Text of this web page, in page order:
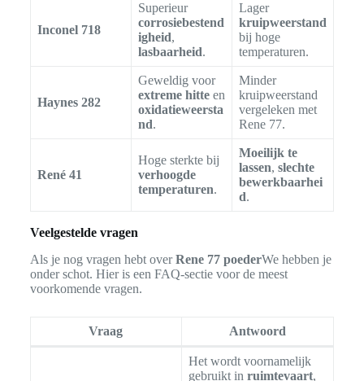
Inconel 718
Superieur
corrosiebestend
igheid,
lasbaarheid.
Lager
kruipweerstand
bij hoge
temperaturen.
Haynes 282
Geweldig voor
extreme hitteen
oxidatieweersta
nd.
Minder
kruipweerstand
vergeleken met
Rene 77.
René 41
Hoge sterkte bij
verhoogde
temperaturen.
Moeilijk te
lassen, slechte
bewerkbaarhei
d.
Veelgestelde vragen
Als je nog vragen hebt overRene 77 poederWe hebben je
onder schot. Hier is een FAQ-sectie voor de meest
voorkomende vragen.
Vraag Antwoord
Het wordt voornamelijk
gebruikt in ruimtevaart,